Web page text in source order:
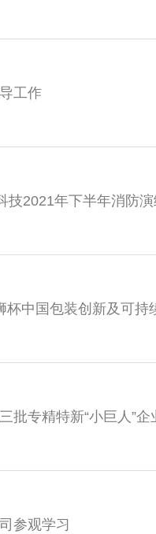
工作
技2021年下半年消防演
杯中国包装创新及可持
批专精特新“小巨人”企
参观学习